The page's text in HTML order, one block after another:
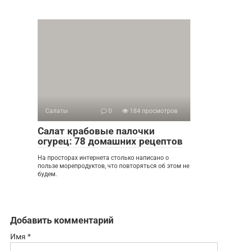
Салаты 0 184 просмотров
Салат крабовые палочки
огурец: 78 домашних рецептов
На просторах интернета столько написано о
пользе морепродуктов, что повторяться об этом не
будем.
Добавить комментарий
Имя *